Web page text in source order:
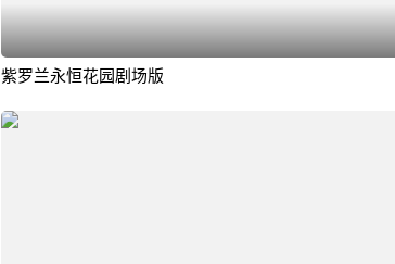
紫罗兰永恒花园剧场版